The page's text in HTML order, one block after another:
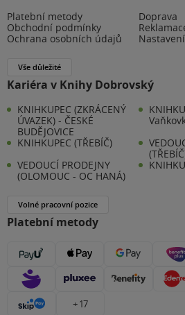
Platební metody
Doprava
Obchodní podmínky
Ochrana osobních údajů
Vše důležité
Kariéra v Knihy Dobrovský
KNIHKUPEC (ZKRÁCENÝ
ÚVAZEK) - ČESKÉ
BUDĚJOVICE
KNIHKUPEC (TŘEBÍČ)
VEDOUCÍ PRODEJNY
(OLOMOUC - OC HANÁ)
Volné pracovní pozice
Platební metody
+ 17